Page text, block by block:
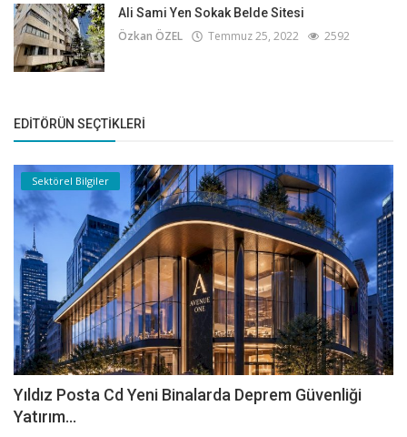
Ali Sami Yen Sokak Belde Sitesi
Özkan ÖZEL Temmuz 25, 2022 2592
EDITÖRÜN SEÇTIKLERI
Sektörel Bilgiler
Yıldız Posta Cd Yeni Binalarda Deprem Güvenliği
Yatırım...